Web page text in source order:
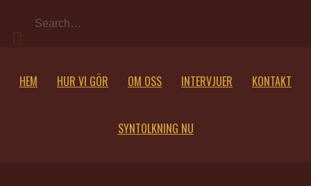
HEM HUR VI GÖR OM OSS INTERVJUER KONTAKT
SYNTOLKNING NU